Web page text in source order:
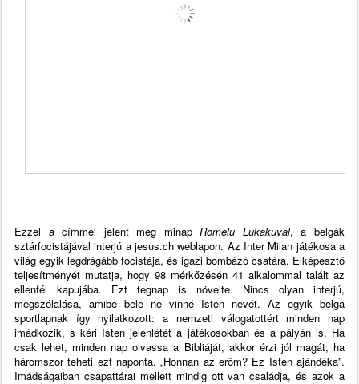
Ezzel a címmel jelent meg minapRomelu Lukakuval, a belgák
sztárfocistájával interjú a jesus.ch weblapon. Az Inter Milan játékosa a
világ egyik legdrágább focistája, és igazi bombázó csatára. Elképesztő
teljesítményét mutatja, hogy 98 mérkőzésén 41 alkalommal talált az
ellenfél kapujába. Ezt tegnap is növelte. Nincs olyan interjú,
megszólalása, amibe bele ne vinné Isten nevét. Az egyik belga
sportlapnak így nyilatkozott: a nemzeti válogatottért minden nap
imádkozik, s kéri Isten jelenlétét a játékosokban és a pályán is. Ha
csak lehet, minden nap olvassa a Bibliáját, akkor érzi jól magát, ha
háromszor teheti ezt naponta. „Honnan az erőm? Ez Isten ajándéka”.
Imádságaiban csapattárai mellett mindig ott van családja, és azok a